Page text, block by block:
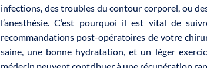
infections, des troubles du contour corporel, ou
l’anesthésie. C’est pourquoi il est vital de
recommandations post-opératoires de votre
saine, une bonne hydratation, et un léger